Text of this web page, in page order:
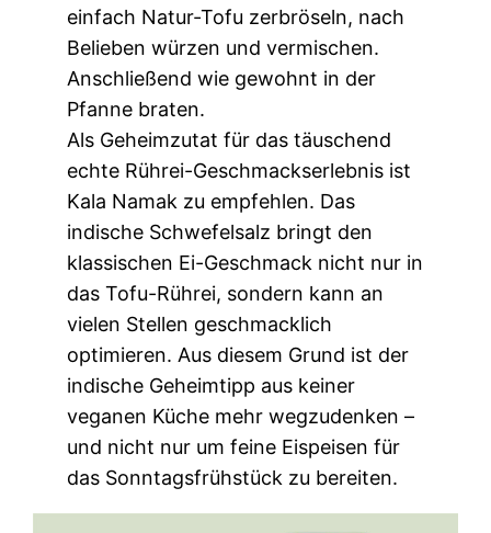
einfach Natur-Tofu zerbröseln, nach
Belieben würzen und vermischen.
Anschließend wie gewohnt in der
Pfanne braten.
Als Geheimzutat für das täuschend
echte Rührei-Geschmackserlebnis ist
Kala Namak zu empfehlen. Das
indische Schwefelsalz bringt den
klassischen Ei-Geschmack nicht nur in
das Tofu-Rührei, sondern kann an
vielen Stellen geschmacklich
optimieren. Aus diesem Grund ist der
indische Geheimtipp aus keiner
veganen Küche mehr wegzudenken –
und nicht nur um feine Eispeisen für
das Sonntagsfrühstück zu bereiten.